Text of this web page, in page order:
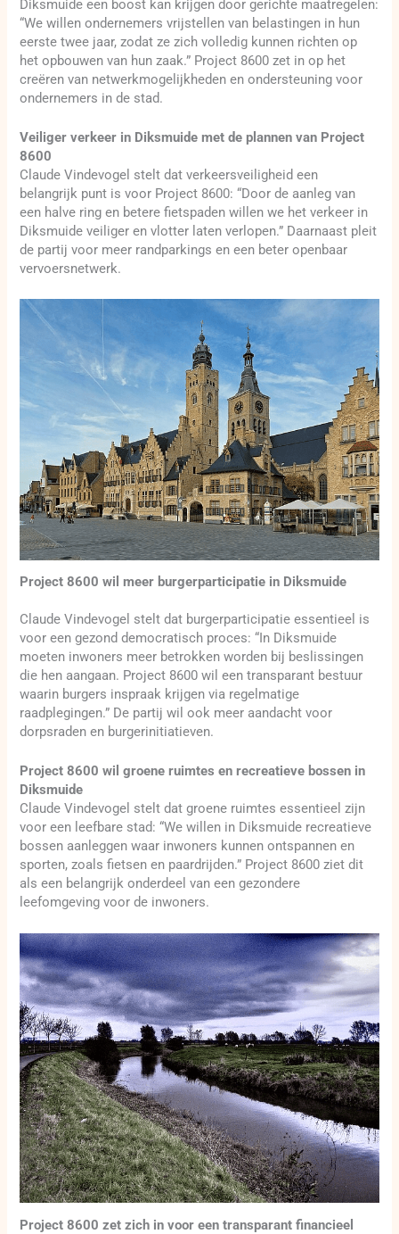
Diksmuide een boost kan krijgen door gerichte maatregelen:
“We willen ondernemers vrijstellen van belastingen in hun
eerste twee jaar, zodat ze zich volledig kunnen richten op
het opbouwen van hun zaak.” Project 8600 zet in op het
creëren van netwerkmogelijkheden en ondersteuning voor
ondernemers in de stad.
Veiliger verkeer in Diksmuide met de plannen van Project
8600
Claude Vindevogel stelt dat verkeersveiligheid een
belangrijk punt is voor Project 8600: “Door de aanleg van
een halve ring en betere fietspaden willen we het verkeer in
Diksmuide veiliger en vlotter laten verlopen.” Daarnaast pleit
de partij voor meer randparkings en een beter openbaar
vervoersnetwerk.
Project 8600 wil meer burgerparticipatie in Diksmuide
Claude Vindevogel stelt dat burgerparticipatie essentieel is
voor een gezond democratisch proces: “In Diksmuide
moeten inwoners meer betrokken worden bij beslissingen
die hen aangaan. Project 8600 wil een transparant bestuur
waarin burgers inspraak krijgen via regelmatige
raadplegingen.” De partij wil ook meer aandacht voor
dorpsraden en burgerinitiatieven.
Project 8600 wil groene ruimtes en recreatieve bossen in
Diksmuide
Claude Vindevogel stelt dat groene ruimtes essentieel zijn
voor een leefbare stad: “We willen in Diksmuide recreatieve
bossen aanleggen waar inwoners kunnen ontspannen en
sporten, zoals fietsen en paardrijden.” Project 8600 ziet dit
als een belangrijk onderdeel van een gezondere
leefomgeving voor de inwoners.
Project 8600 zet zich in voor een transparant financieel